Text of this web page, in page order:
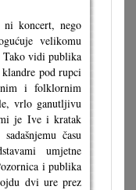
koncert, nego
velikomu
vidi publika
pod rupci
i folklornim
vrlo ganutljivu
je Ive i kratak
času
umjetne
i publika
dvi ure prez